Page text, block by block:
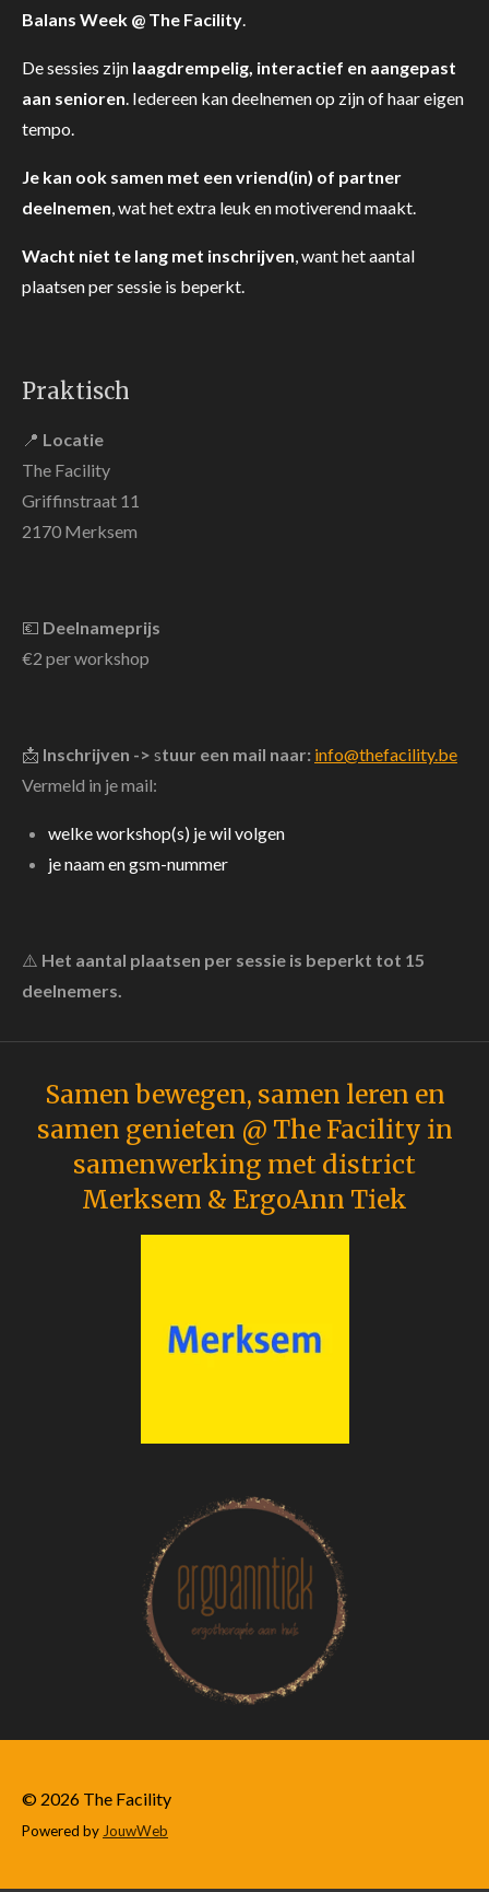
Balans Week @ The Facility
De sessies zijn laagdrempelig, interactief en aangepast
aan senioren . Iedereen kan deelnemen op zijn of haar eigen
tempo.
Je kan ook samen met een vriend(in) of partner
deelnemen , wat het extra leuk en motiverend maakt.
Wacht niet te lang met inschrijven , want het aantal
plaatsen per sessie is beperkt.
Praktisch
📍 Locatie
The Facility
Griffinstraat 11
2170 Merksem
💶 Deelnameprijs
€2 per workshop
📩 Inschrijven -> stuur een mail naar: info@thefacility.be
Vermeld in je mail:
welke workshop(s) je wil volgen
je naam en gsm-nummer
⚠️ Het aantal plaatsen per sessie is beperkt tot 15
deelnemers.
Samen bewegen, samen leren en
samen genieten @ The Facility in
samenwerking met district
Merksem & ErgoAnn Tiek
© 2026 The Facility
Powered by JouwWeb